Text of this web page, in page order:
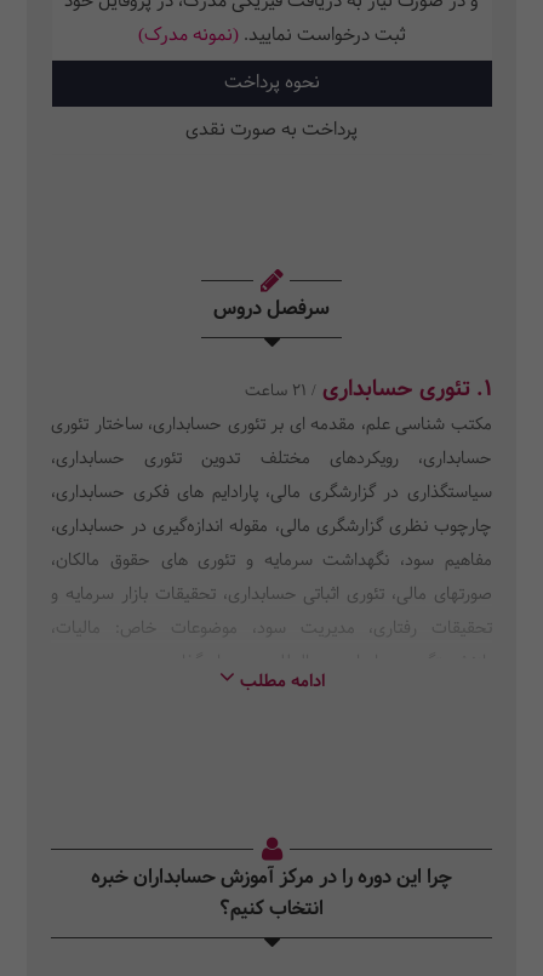
ثبت‌ درخواست نمایید.(نمونه مدرک)
نحوه پرداخت
پرداخت به صورت نقدی
سرفصل دروس
1. تئوری حسابداری / 21 ساعت
مکتب شناسی علم، مقدمه ای بر تئوری حسابداری، ساختار تئوری
حسابداری، رویکردهای مختلف تدوین تئوری حسابداری،
سیاستگذاری در گزارشگری مالی، پارادایم های فکری حسابداری،
چارچوب نظری گزارشگری مالی، مقوله اندازه‌گیری در حسابداری،
مفاهیم سود، نگهداشت سرمایه و تئوری های حقوق مالکان،
صورتهای مالی، تئوری اثباتی حسابداری، تحقیقات بازار سرمایه و
تحقیقات رفتاری، مدیریت سود، موضوعات خاص: مالیات،
ادامه مطلب
چرا این دوره را در مرکز آموزش حسابداران خبره
انتخاب کنیم؟